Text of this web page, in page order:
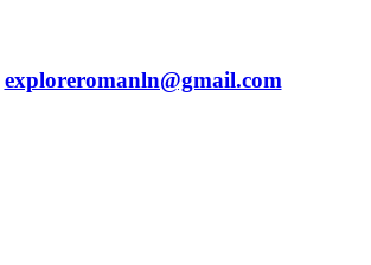
exploreromanln@gmail.com